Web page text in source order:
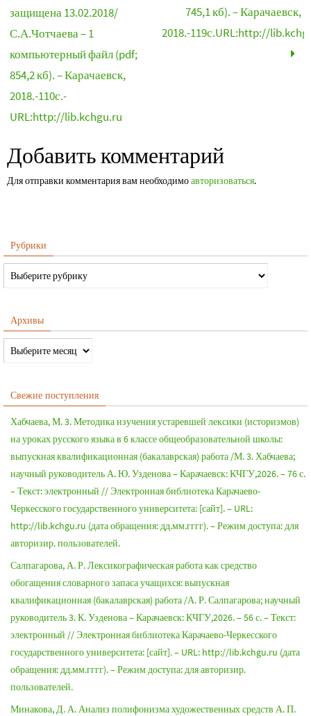
защищена 13.02.2018/
С.А.Чотчаева – 1
компьютерный файл (pdf;
854,2 кб). – Карачаевск,
2018.-110с.-
URL:http://lib.kchgu.ru
745,1 кб). – Карачаевск,
2018.-119с.URL:http://
Добавить комментарий
Для отправки комментария вам необходимоавторизоваться.
Рубрики
Архивы
Свежие поступления
Хабчаева, М. 3. Методика изучения устаревшей лексики (историзмов)
на уроках русского языка в 6 классе общеобразовательной школы:
выпускная квалификационная (бакалаврская) работа /М. 3. Хабчаева;
научный руководитель А. Ю. Узденова – Карачаевск: КЧГУ,2026. – 76 с.
– Текст: электронный // Электронная библиотека Карачаево-
Черкесского государственного университета: [сайт]. – URL:
http://lib.kchgu.ru (дата обращения: дд.мм.гггг). – Режим доступа: для
авторизир. пользователей.
Салпагарова, А. Р. Лексикографическая работа как средство
обогащения словарного запаса учащихся: выпускная
квалификационная (бакалаврская) работа /А. Р. Салпагарова; научный
руководитель 3. К. Узденова – Карачаевск: КЧГУ,2026. – 56 с. – Текст:
электронный // Электронная библиотека Карачаево-Черкесского
государственного университета: [сайт]. – URL: http://lib.kchgu.ru (дата
обращения: дд.мм.гггг). – Режим доступа: для авторизир.
пользователей.
Минакова, Д. А. Анализ полифонизма художественных средств А. П.